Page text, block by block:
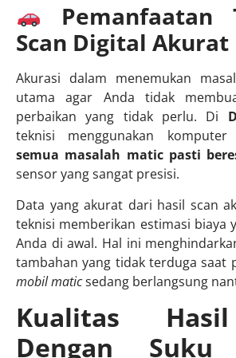
Pemanfaatan
Scan Digital Akurat
Akurasi dalam menemukan
utama agar Anda tidak
perbaikan yang tidak perlu. Di
teknisi menggunakan
semua masalah matic pasti
sensor yang sangat presisi.
Data yang akurat dari hasil scan
teknisi memberikan estimasi biaya
Anda di awal. Hal ini
tambahan yang tidak terduga saat
mobil maticsedang berlangsung
Kualitas
Dengan Suku